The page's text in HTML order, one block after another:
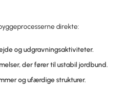
direkte:
og udgravningsaktiviteter.
der fører til ustabil jordbund.
og ufærdige strukturer.